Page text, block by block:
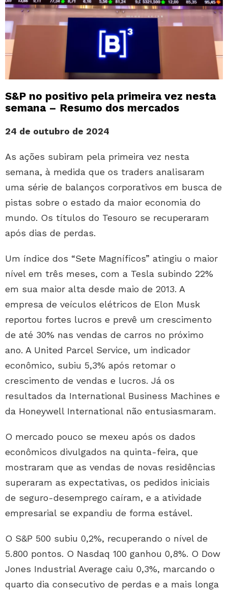
S&P no positivo pela primeira vez nesta
semana – Resumo dos mercados
24 de outubro de 2024
As ações subiram pela primeira vez nesta
semana, à medida que os traders analisaram
uma série de balanços corporativos em busca de
pistas sobre o estado da maior economia do
mundo. Os títulos do Tesouro se recuperaram
após dias de perdas.
Um índice dos “Sete Magníficos” atingiu o maior
nível em três meses, com a Tesla subindo 22%
em sua maior alta desde maio de 2013. A
empresa de veículos elétricos de Elon Musk
reportou fortes lucros e prevê um crescimento
de até 30% nas vendas de carros no próximo
ano. A United Parcel Service, um indicador
econômico, subiu 5,3% após retomar o
crescimento de vendas e lucros. Já os
resultados da International Business Machines e
da Honeywell International não entusiasmaram.
O mercado pouco se mexeu após os dados
econômicos divulgados na quinta-feira, que
mostraram que as vendas de novas residências
superaram as expectativas, os pedidos iniciais
de seguro-desemprego caíram, e a atividade
empresarial se expandiu de forma estável.
O S&P 500 subiu 0,2%, recuperando o nível de
5.800 pontos. O Nasdaq 100 ganhou 0,8%. O Dow
Jones Industrial Average caiu 0,3%, marcando o
quarto dia consecutivo de perdas e a mais longa